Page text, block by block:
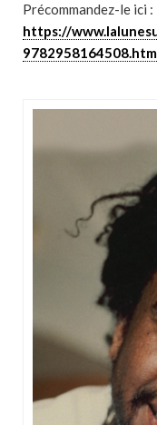
Précommandez-le ici :
https://